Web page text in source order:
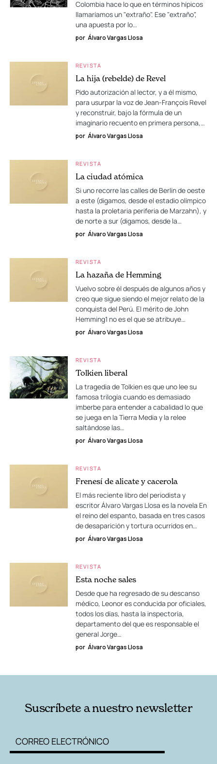
Colombia hace lo que en términos hípicos
llamaríamos un "extraño". Ese "extraño",
una apuesta por lo…
por Álvaro Vargas Llosa
REVISTA
La hija (rebelde) de Revel
Pido autorización al lector, y a él mismo,
para usurpar la voz de Jean-François Revel
y reconstruir, bajo la fórmula de un
imaginario recuento en primera persona,…
por Álvaro Vargas Llosa
REVISTA
La ciudad atómica
Si uno recorre las calles de Berlín de oeste
a este (digamos, desde el estadio olímpico
hasta la proletaria periferia de Marzahn), y
de norte a sur (digamos, desde la…
por Álvaro Vargas Llosa
REVISTA
La hazaña de Hemming
Vuelvo sobre él después de algunos años y
creo que sigue siendo el mejor relato de la
conquista del Perú. El mérito de John
Hemming1 no es el que se atribuye…
por Álvaro Vargas Llosa
REVISTA
Tolkien liberal
La tragedia de Tolkien es que uno lee su
famosa trilogía cuando es demasiado
imberbe para entender a cabalidad lo que
se juega en la Tierra Media y la relee
saltándose las…
por Álvaro Vargas Llosa
REVISTA
Frenesí de alicate y cacerola
El más reciente libro del periodista y
escritor Álvaro Vargas Llosa es la novela En
el reino del espanto, basada en tres casos
de desaparición y tortura ocurridos en…
por Álvaro Vargas Llosa
REVISTA
Esta noche sales
Desde que ha regresado de su descanso
médico, Leonor es conducida por oficiales,
todos los días, hasta la inspectoría,
departamento del que es responsable el
general Jorge…
por Álvaro Vargas Llosa
Suscríbete a nuestro newsletter